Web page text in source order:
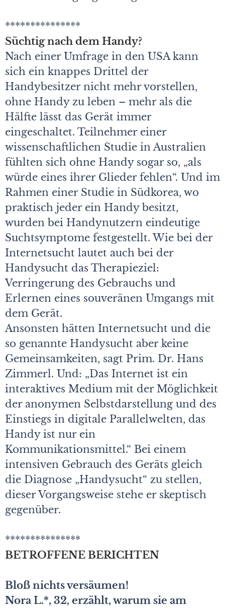
***************
Süchtig nach dem Handy?
Nach einer Umfrage in den USA kann
sich ein knappes Drittel der
Handybesitzer nicht mehr vorstellen,
ohne Handy zu leben – mehr als die
Hälfte lässt das Gerät immer
eingeschaltet. Teilnehmer einer
wissenschaftlichen Studie in Australien
fühlten sich ohne Handy sogar so, „als
würde eines ihrer Glieder fehlen“. Und im
Rahmen einer Studie in Südkorea, wo
praktisch jeder ein Handy besitzt,
wurden bei Handynutzern eindeutige
Suchtsymptome festgestellt. Wie bei der
Internetsucht lautet auch bei der
Handysucht das Therapieziel:
Verringerung des Gebrauchs und
Erlernen eines souveränen Umgangs mit
dem Gerät.
Ansonsten hätten Internetsucht und die
so genannte Handysucht aber keine
Gemeinsamkeiten, sagt Prim. Dr. Hans
Zimmerl. Und: „Das Internet ist ein
interaktives Medium mit der Möglichkeit
der anonymen Selbstdarstellung und des
Einstiegs in digitale Parallelwelten, das
Handy ist nur ein
Kommunikationsmittel.“ Bei einem
intensiven Gebrauch des Geräts gleich
die Diagnose „Handysucht“ zu stellen,
dieser Vorgangsweise stehe er skeptisch
gegenüber.
***************
BETROFFENE BERICHTEN
Bloß nichts versäumen!
Nora L.*, 32, erzählt, warum sie am